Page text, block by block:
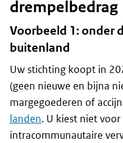
drempelbedrag
Voorbeeld 1: onder
buitenland
Uw stichting koopt in
(geen nieuwe en bijna
margegoederen of
landen. U kiest niet
intracommunautaire